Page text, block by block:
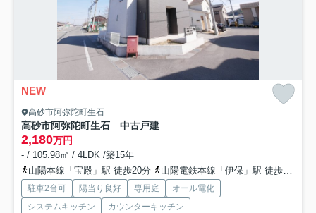
NEW
高砂市阿弥陀町生石
高砂市阿弥陀町生石 中古戸建
2,180万円
- / 105.98㎡ / 4LDK /築15年
山陽本線「宝殿」駅 徒歩20分
山陽電鉄本線「伊保」駅 徒歩28分
駐車2台可 陽当り良好 専用庭
オール電化
システムキッチン
カウンターキッチン